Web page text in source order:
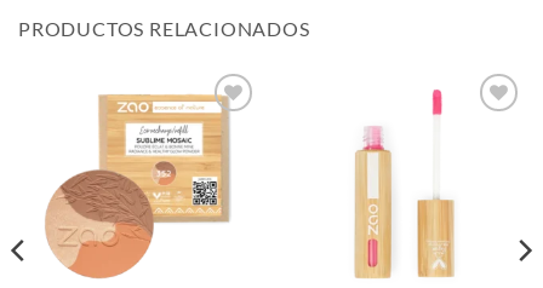
PRODUCTOS RELACIONADOS
lista de
deseos